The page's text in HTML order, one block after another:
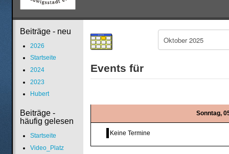
Events für
Sonntag,
Keine Termine
Beiträge - neu
2026
Startseite
2024
2023
Hubert
Beiträge -
häufig gelesen
Startseite
Video_Platz